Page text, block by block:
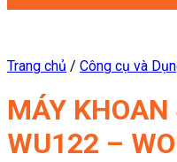
Trang chủ / Công cụ và
MÁY
WU122 –